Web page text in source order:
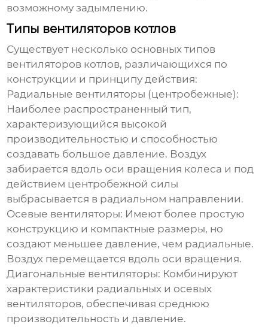
возможному задымлению.
Типы вентиляторов котлов
Существует несколько основных типов
вентиляторов котлов, различающихся по
конструкции и принципу действия:
Радиальные вентиляторы (центробежные):
Наиболее распространенный тип,
характеризующийся высокой
производительностью и способностью
создавать большое давление. Воздух
забирается вдоль оси вращения колеса и под
действием центробежной силы
выбрасывается в радиальном направлении.
Осевые вентиляторы: Имеют более простую
конструкцию и компактные размеры, но
создают меньшее давление, чем радиальные.
Воздух перемещается вдоль оси вращения.
Диагональные вентиляторы: Комбинируют
характеристики радиальных и осевых
вентиляторов, обеспечивая среднюю
производительность и давление.